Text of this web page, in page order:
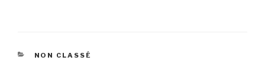
CATÉGORIES
NON CLASSÉ